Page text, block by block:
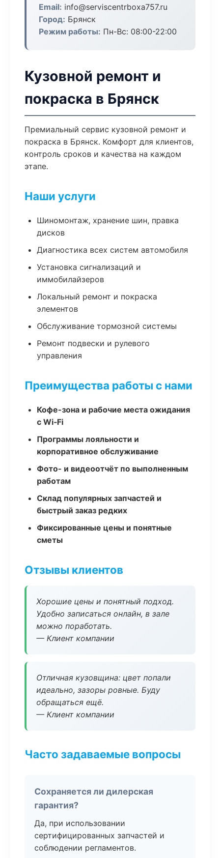
Email: info@serviscentrboxa757.ru
Город: Брянск
Режим работы: Пн-Вс: 08:00-22:00
Кузовной ремонт и
покраска в Брянск
Премиальный сервис кузовной ремонт и
покраска в Брянск. Комфорт для клиентов,
контроль сроков и качества на каждом
этапе.
Наши услуги
Шиномонтаж, хранение шин, правка
дисков
Диагностика всех систем автомобиля
Установка сигнализаций и
иммобилайзеров
Локальный ремонт и покраска
элементов
Обслуживание тормозной системы
Ремонт подвески и рулевого
управления
Преимущества работы с нами
Кофе-зона и рабочие места ожидания
с Wi‑Fi
Программы лояльности и
корпоративное обслуживание
Фото- и видеоотчёт по выполненным
работам
Склад популярных запчастей и
быстрый заказ редких
Фиксированные цены и понятные
сметы
Отзывы клиентов
Хорошие цены и понятный подход.
Удобно записаться онлайн, в зале
можно поработать.
— Клиент компании
Отличная кузовщина: цвет попали
идеально, зазоры ровные. Буду
обращаться ещё.
— Клиент компании
Часто задаваемые вопросы
Сохраняется ли дилерская
гарантия?
Да, при использовании
сертифицированных запчастей и
соблюдении регламентов.